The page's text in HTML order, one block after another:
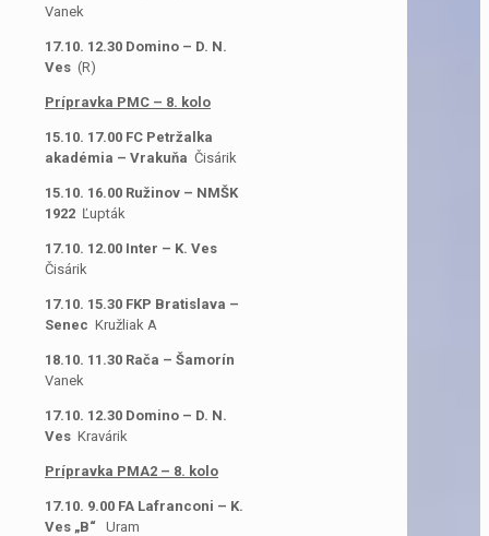
Vanek
17.10. 12.30 Domino – D. N.
Ves (R)
Prípravka PMC – 8. kolo
15.10. 17.00 FC Petržalka
akadémia – Vrakuňa Čisárik
15.10. 16.00 Ružinov – NMŠK
1922 Ľupták
17.10. 12.00 Inter – K. Ves
Čisárik
17.10. 15.30 FKP Bratislava –
Senec Kružliak A
18.10. 11.30 Rača – Šamorín
Vanek
17.10. 12.30 Domino – D. N.
Ves Kravárik
Prípravka PMA2 – 8. kolo
17.10. 9.00 FA Lafranconi – K.
Ves „B“ Uram